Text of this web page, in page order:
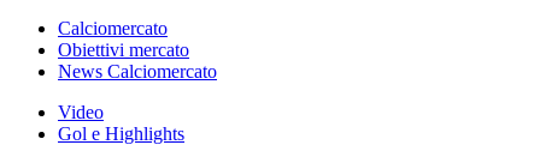
Calciomercato
Obiettivi mercato
News Calciomercato
Video
Gol e Highlights